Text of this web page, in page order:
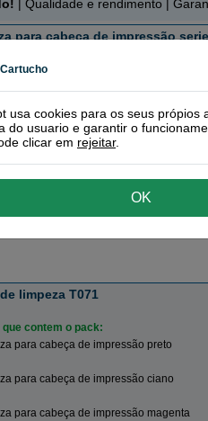
| Qualidade e rendimento |
para cabeça de impressão
contem o pack:
para cabeça de impressão preto
para cabeça de impressão ciano
para cabeça de impressão magenta
para cabeça de impressão amarelo
limpeza T071
contem o pack:
para cabeça de impressão preto
para cabeça de impressão ciano
para cabeça de impressão magenta
usa cookies para os seus própios
do usuario e garantir o
clicar em rejeitar.
OK